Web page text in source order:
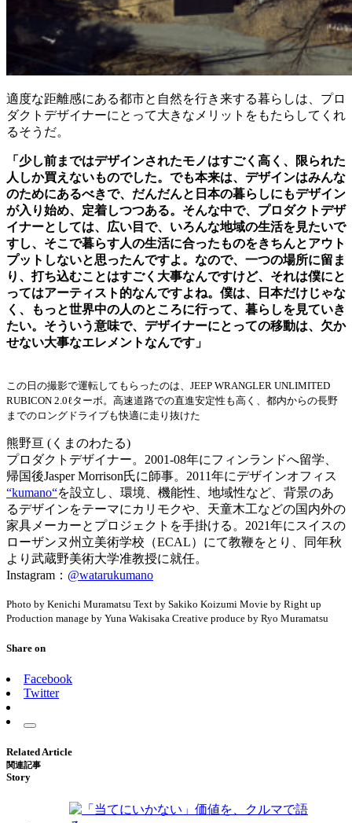
適度な距離感にある都市と自然を行き来する暮らしは、プロ
ダクトデザイナーにとって大きなメリットをもたらしてくれ
るそうだ。
「少し前まではデザインされたモノはすごく高く、限られた
人しか買えないものでした。でも本来は、デザインはみんな
のためにあるべきで、だんだんと日本の暮らしにもデザイン
が入り始め、定着しつつある。そんな中で、プロダクトデザ
イナーとしては、広い目で、いろんな地域の生活を見たいで
すし、そこで暮らす人の生活に合ったものをきちんとアウト
プットしないと思ったんですよ。なので、一つの場所に留ま
り、打ち込むことはすごく大事なんですけど、それは僕にと
ってはアーティスト的なんですよね。僕は、日本だけじゃな
く、もっと世界中の人のところに行って、暮らしを見ていき
たい。そういう意味で、デザイナーにとっての移動は、欠か
せない大事なエレメントなんです」
この日の撮影で運転してもらったのは、JEEP WRANGLER UNLIMITED
RUBICON 2.0ℓターボ。高速道路での直進安定性も高く、都内からの長野
までのロングドライブも快適に走り抜けた
熊野亘 (くまのわたる)
プロダクトデザイナー。2001-08年にフィンランドへ留学、
帰国後Jasper Morrison氏に師事。2011年にデザインオフィス
“kumano“を設立し、環境、機能性、地域性など、背景のあ
るデザインをテーマにカリモクや、天童木工などの国内外の
家具メーカーとプロジェクトを手掛ける。2021年にスイスの
ローザンヌ州立美術学校（ECAL）にて教鞭をとり、同年秋
より武蔵野美術大学准教授に就任。
Instagram： @watarukumano
Photo by Kenichi Muramatsu Text by Sakiko Koizumi Movie by Right up
Production manage by Yuna Wakisaka Creative produce by Ryo Muramatsu
Share on
Facebook
Twitter
Related Article
関連記事
Story